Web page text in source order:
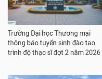
Trường Đại học Thương mại
thông báo tuyển sinh đào tạo
trình độ thạc sĩ đợt 2 năm 2026